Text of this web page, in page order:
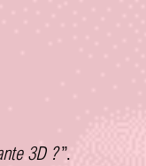
3D ?”.